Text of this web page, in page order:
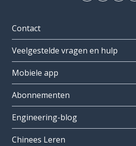
Contact
Veelgestelde vragen en hulp
Mobiele app
Abonnementen
Engineering-blog
Chinees Leren